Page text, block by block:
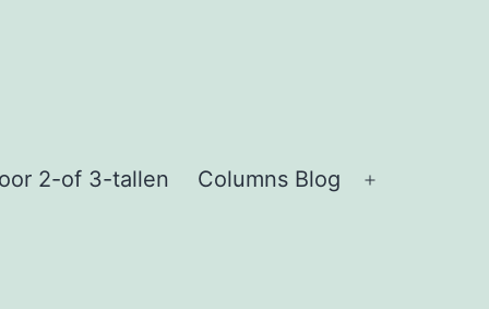
2-of 3-tallen Columns Blog